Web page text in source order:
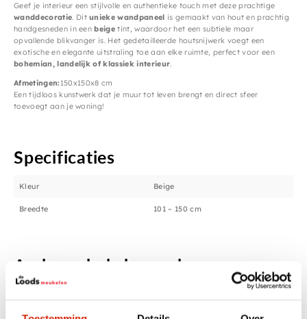
Geef je interieur een stijlvolle en authentieke touch met deze prachtige
wanddecoratie. Ditunieke wandpaneel is gemaakt van hout en prachtig
handgesneden in eenbeige tint, waardoor het een subtiele maar
opvallende blikvanger is. Het gedetailleerde houtsnijwerk voegt een
exotische en elegante uitstraling toe aan elke ruimte, perfect voor een
bohemian, landelijk of klassiek interieur.
Afmetingen:150x150x8 cm
Een tijdloos kunstwerk dat je muur tot leven brengt en direct sfeer
toevoegt aan je woning!
Specificaties
Kleur Beige
Breedte 101 – 150 cm
Anderen bekeken ook